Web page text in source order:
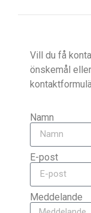
Vill du få
önskemål
Namn
E-post
Meddelande